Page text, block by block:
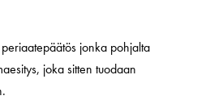
jonka pohjalta
joka sitten tuodaan